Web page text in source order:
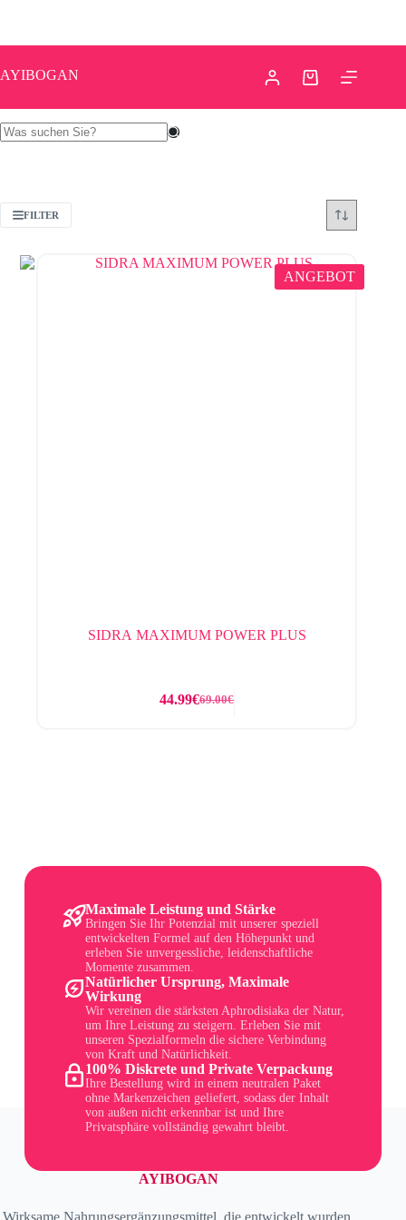
AYIBOGAN
FILTER
ANGEBOT
SIDRA MAXIMUM POWER PLUS
69.00€
44.99€
Maximale Leistung und Stärke
Bringen Sie Ihr Potenzial mit unserer speziell
entwickelten Formel auf den Höhepunkt und
erleben Sie unvergessliche, leidenschaftliche
Momente zusammen.
Natürlicher Ursprung, Maximale
Wirkung
Wir vereinen die stärksten Aphrodisiaka der Natur,
um Ihre Leistung zu steigern. Erleben Sie mit
unseren Spezialformeln die sichere Verbindung
von Kraft und Natürlichkeit.
100% Diskrete und Private Verpackung
Ihre Bestellung wird in einem neutralen Paket
ohne Markenzeichen geliefert, sodass der Inhalt
von außen nicht erkennbar ist und Ihre
Privatsphäre vollständig gewahrt bleibt.
AYIBOGAN
Wirksame Nahrungsergänzungsmittel, die entwickelt wurden,